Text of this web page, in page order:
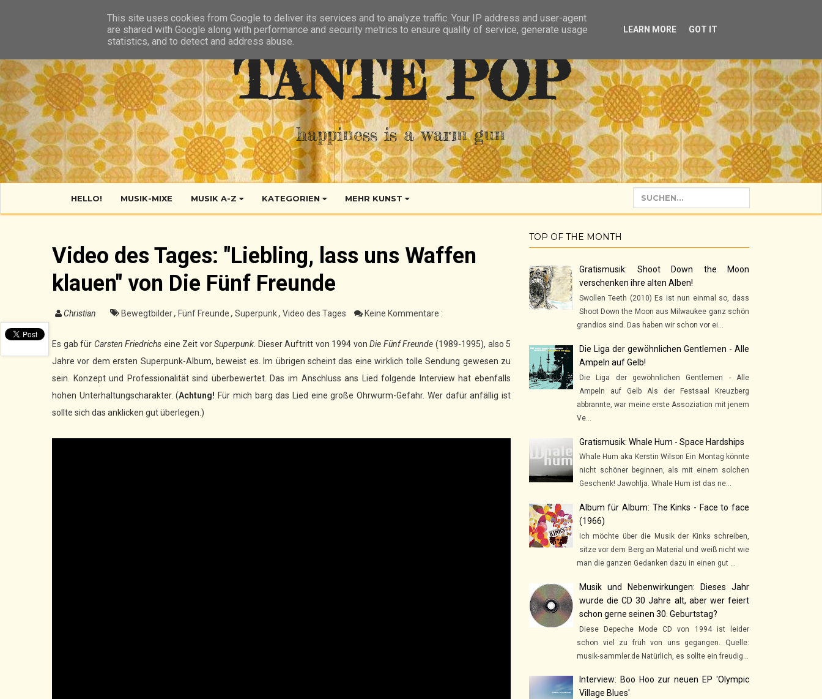
TANTE POP
happiness is a warm gun
HELLO! MUSIK-MIXE MUSIK A-Z KATEGORIEN MEHR KUNST
Video des Tages: "Liebling, lass uns Waffen
klauen" von Die Fünf Freunde
Christian Bewegtbilder, Fünf Freunde , Superpunk, Video des Tages Keine Kommentare :
Es gab für Carsten Friedrichs eine Zeit vorSuperpunk . Dieser Auftritt von 1994 vonDie Fünf Freunde (1989-1995), also 5
Jahre vor dem ersten Superpunk-Album, beweist es. Im übrigen scheint das eine wirklich tolle Sendung gewesen zu
sein. Konzept und Professionalität sind überbewertet. Das im Anschluss ans Lied folgende Interview hat ebenfalls
hohen Unterhaltungscharakter. (Achtung! Für mich barg das Lied eine große Ohrwurm-Gefahr. Wer dafür anfällig ist
sollte sich das anklicken gut überlegen.)
TOP OF THE MONTH
Gratismusik: Shoot Down the Moon
verschenken ihre alten Alben!
Swollen Teeth (2010) Es ist nun einmal so, dass
Shoot Down the Moon aus Milwaukee ganz schön
grandios sind. Das haben wir schon vor ei...
Die Liga der gewöhnlichen Gentlemen - Alle
Ampeln auf Gelb!
Die Liga der gewöhnlichen Gentlemen - Alle
Ampeln auf Gelb Als der Festsaal Kreuzberg
abbrannte, war meine erste Assoziation mit jenem
Ve...
Gratismusik: Whale Hum - Space Hardships
Whale Hum aka Kerstin Wilson Ein Montag könnte
nicht schöner beginnen, als mit einem solchen
Geschenk! Jawohlja. Whale Hum ist das ne...
Album für Album: The Kinks - Face to face
(1966)
Ich möchte über die Musik der Kinks schreiben,
sitze vor dem Berg an Material und weiß nicht wie
man die ganzen Gedanken dazu in einen gut ...
Musik und Nebenwirkungen: Dieses Jahr
wurde die CD 30 Jahre alt, aber wer feiert
schon gerne seinen 30. Geburtstag?
Diese Depeche Mode CD von 1994 ist leider
schon viel zu früh von uns gegangen. Quelle:
musik-sammler.de Natürlich, es sollte ein freudig...
Interview: Boo Hoo zur neuen EP 'Olympic
Village Blues'
This site uses cookies from Google to deliver its services and to analyze traffic. Your IP address and user-agent
are shared with Google along with performance and security metrics to ensure quality of service, generate usage
statistics, and to detect and address abuse.
LEARN MORE GOT IT